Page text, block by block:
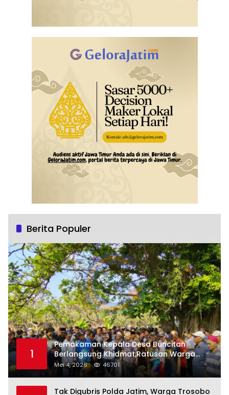
Berita Populer
1
Pemakaman Kepala Desa Buncitan
Berlangsung Khidmat,Ratusan Warga
Larut Dalam Duka Yang Mendalam
Mei 4, 2026 46701
Tak Digubris Polda Jatim, Warga Trosobo